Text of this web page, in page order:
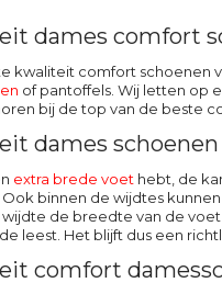
dames comfort
kwaliteit comfort schoenen
of pantoffels. Wij letten op
bij de top van de beste
dames
extra brede voet hebt, de
binnen de wijdtes
de breedte van de
leest. Het blijft dus een
comfort